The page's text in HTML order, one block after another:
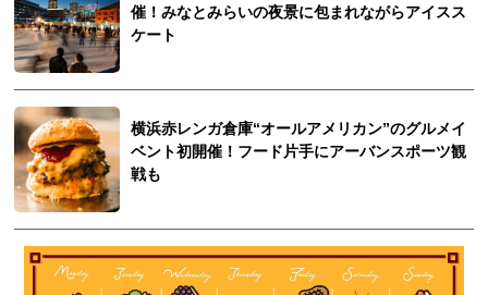
催！みなとみらいの夜景に包まれながらアイスス
ケート
横浜赤レンガ倉庫“オールアメリカン”のグルメイ
ベント初開催！フード片手にアーバンスポーツ観
戦も